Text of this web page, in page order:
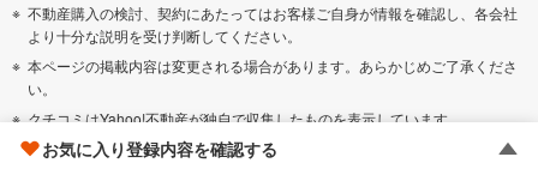
不動産購入の検討、契約にあたってはお客様ご自身が情報を確認し、各会社
より十分な説明を受け判断してください。
本ページの掲載内容は変更される場合があります。あらかじめご了承くださ
い。
クチコミはYahoo!不動産が独自で収集したものを表示しています。
朝の通勤ラッシュ時の所要時間ではありません。時間帯などによっては実際
お気に入り登録内容を確認する